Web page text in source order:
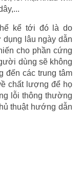
kể tới đó là do
lâu ngày dẫn
cho phần cứng
dùng sẽ không
đến các trung tâm
chất lượng để họ
lỗi thông thường
thuật hướng dẫn